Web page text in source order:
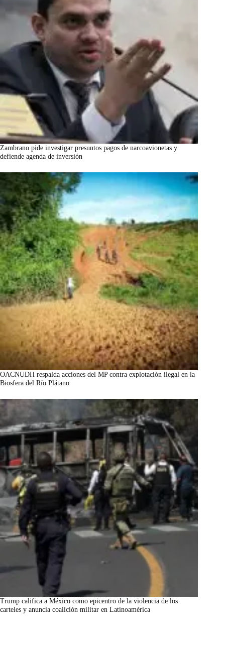
Zambrano pide investigar presuntos pagos de narcoavionetas y
defiende agenda de inversión
OACNUDH respalda acciones del MP contra explotación ilegal en la
Biosfera del Río Plátano
Trump califica a México como epicentro de la violencia de los
carteles y anuncia coalición militar en Latinoamérica